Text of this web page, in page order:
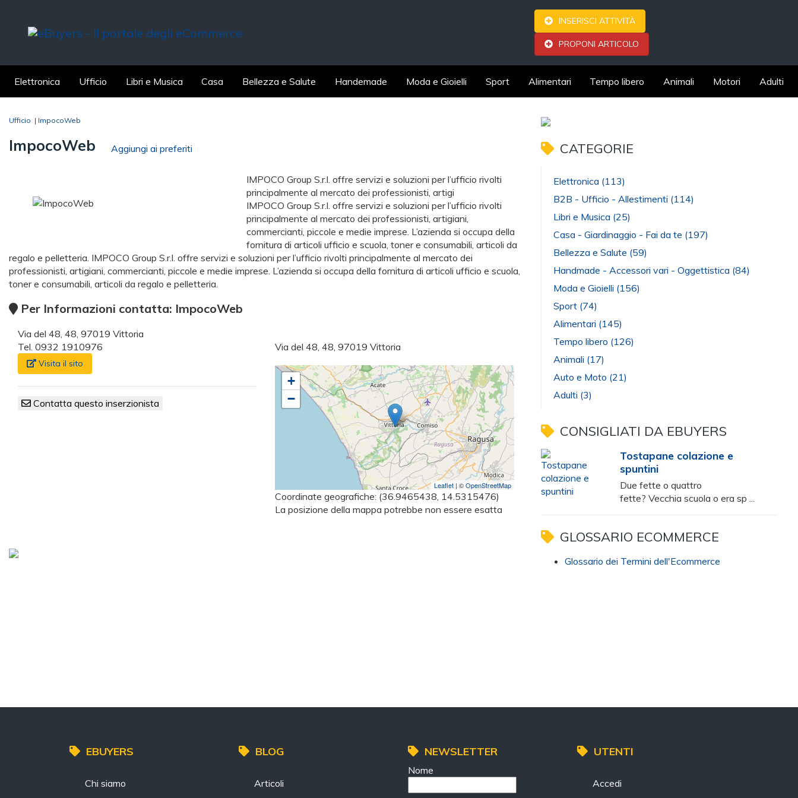
INSERISCI ATTIVITÀ
PROPONI ARTICOLO
Elettronica Ufficio Libri e Musica Casa Bellezza e Salute Handemade Moda e Gioielli Sport Alimentari Tempo libero Animali Motori Adulti
Ufficio | ImpocoWeb
ImpocoWeb Aggiungi ai preferiti
IMPOCO Group S.r.l. offre servizi e soluzioni per l’ufficio rivolti
principalmente al mercato dei professionisti, artigi
IMPOCO Group S.r.l. offre servizi e soluzioni per l’ufficio rivolti
principalmente al mercato dei professionisti, artigiani,
commercianti, piccole e medie imprese. L’azienda si occupa della
fornitura di articoli ufficio e scuola, toner e consumabili, articoli da
regalo e pelletteria. IMPOCO Group S.r.l. offre servizi e soluzioni per l’ufficio rivolti principalmente al mercato dei
professionisti, artigiani, commercianti, piccole e medie imprese. L’azienda si occupa della fornitura di articoli ufficio e scuola,
toner e consumabili, articoli da regalo e pelletteria.
Per Informazioni contatta: ImpocoWeb
Via del 48, 48, 97019 Vittoria
Tel. 0932 1910976
Visita il sito
Contatta questo inserzionista
Via del 48, 48, 97019 Vittoria
+
−
Leaflet | ©OpenStreetMap
Coordinate geografiche: (36.9465438, 14.5315476)
La posizione della mappa potrebbe non essere esatta
CATEGORIE
Elettronica (113)
B2B - Ufficio - Allestimenti (114)
Libri e Musica (25)
Casa - Giardinaggio - Fai da te (197)
Bellezza e Salute (59)
Handmade - Accessori vari - Oggettistica (84)
Moda e Gioielli (156)
Sport (74)
Alimentari (145)
Tempo libero (126)
Animali (17)
Auto e Moto (21)
Adulti (3)
CONSIGLIATI DA EBUYERS
Tostapane colazione e
spuntini
Due fette o quattro
fette? Vecchia scuola o era sp ...
GLOSSARIO ECOMMERCE
Glossario dei Termini dell'Ecommerce
EBUYERS
Chi siamo
BLOG
Articoli
NEWSLETTER
Nome
UTENTI
Accedi